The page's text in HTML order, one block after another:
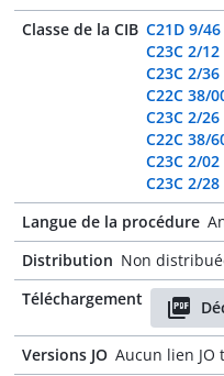
Classe de la CIB C21D 9/46
C23C 2/12
C23C 2/36
C22C 38/
C23C 2/26
C22C 38/
C23C 2/02
C23C 2/28
Langue de la procédure
Distribution Non
Téléchargement
Versions JO Aucun lien JO